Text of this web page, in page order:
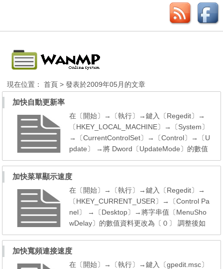
現在位置：首頁 > 發表於2009年05月的文章
加快自動更新率
在〔開始〕→〔執行〕→鍵入〔Regedit〕→
〔HKEY_LOCAL_MACHINE〕→〔System〕
→〔CurrentControlSet〕→〔Control〕→〔U
pdate〕 →將 Dword〔UpdateMode〕的數值
資料更改為〔０〕 →重新開機便生效
加快菜單顯示速度
在〔開始〕→〔執行〕→鍵入〔Regedit〕→
〔HKEY_CURRENT_USER〕→〔Control Pa
nel〕 →〔Desktop〕→將字串值〔MenuSho
wDelay〕的數值資料更改為〔０〕 調整後如
覺得菜單顯示速度太快而不適應者可將〔Men
重新開機便生效
加快寬頻連接速度
在〔開始〕→〔執行〕→鍵入〔gpedit.msc〕